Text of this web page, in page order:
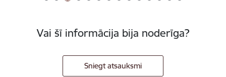
Vai šī informācija bija noderīga?
Sniegt atsauksmi